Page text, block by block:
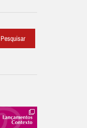
Pesquisar